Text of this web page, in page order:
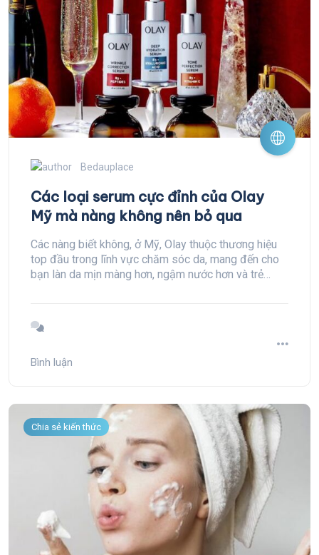
Bedauplace
Các loại serum cực đỉnh của Olay
Mỹ mà nàng không nên bỏ qua
Các nàng biết không, ở Mỹ, Olay thuộc thương hiệu
top đầu trong lĩnh vực chăm sóc da, mang đến cho
bạn làn da mịn màng hơn, ngậm nước hơn và trẻ
Bình luận
Chia sẻ kiến thức